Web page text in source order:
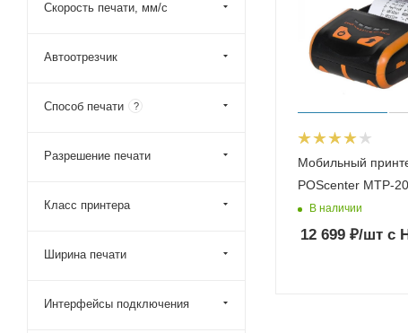
Мобильный
POScenter MTP-
В наличии
12 699 ₽/шт с
Скорость печати, мм/с
Автоотрезчик
Способ печати ?
Разрешение печати
Класс принтера
Ширина печати
Интерфейсы подключения